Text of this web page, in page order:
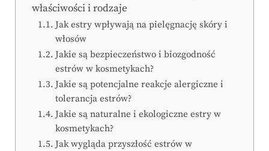
właściwości i rodzaje
Jak estry wpływają na pielęgnację skóry i
włosów
Jakie są bezpieczeństwo i biozgodność
estrów w kosmetykach?
Jakie są potencjalne reakcje alergiczne i
tolerancja estrów?
Jakie są naturalne i ekologiczne estry w
kosmetykach?
Jak wygląda przyszłość estrów w